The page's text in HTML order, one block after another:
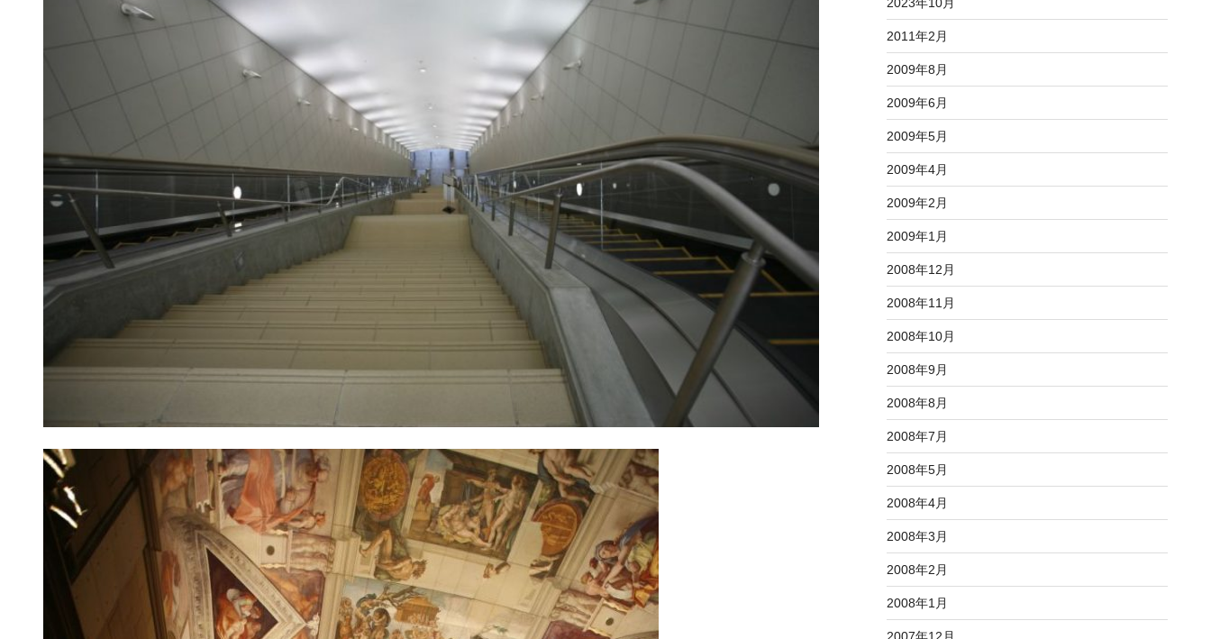
2023年10月
2011年2月
2009年8月
2009年6月
2009年5月
2009年4月
2009年2月
2009年1月
2008年12月
2008年11月
2008年10月
2008年9月
2008年8月
2008年7月
2008年5月
2008年4月
2008年3月
2008年2月
2008年1月